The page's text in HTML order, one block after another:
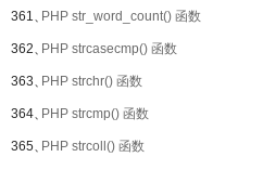
361、PHP str_word_count() 函数
362、PHP strcasecmp() 函数
363、PHP strchr() 函数
364、PHP strcmp() 函数
365、PHP strcoll() 函数